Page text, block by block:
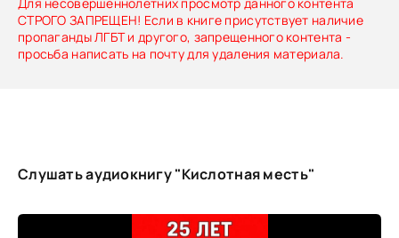
СТРОГО ЗАПРЕЩЕН! Если в книге присутствует наличие
пропаганды ЛГБТ и другого, запрещенного контента -
просьба написать на почту для удаления материала.
Слушать аудиокнигу "Кислотная месть"